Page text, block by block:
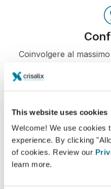
This website uses cookies
Welcome! We use cookies
experience. By clicking
of cookies. Review our
learn more.
Coinvolgere al
Il 100% delle donne
o molto soddisfatto